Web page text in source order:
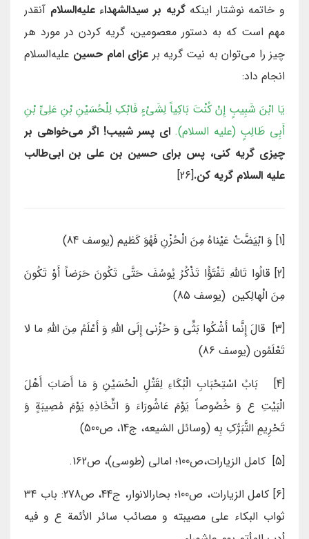
و خاتمه نوشتار اینکهگریه بر سیدالشهداء علیه‌السلام آنقدر
مهم است که به دستور معصومین، گریه کردن در مورد هر
چیز را می‌توان به نیت گریه بر عزای امام حسین علیه‌السلام
انجام داد:
يَا ابْنَ شَبِيبٍ إِنْ كُنْتَ بَاكِياً لِشَيْ‏ءٍ فَابْكِ لِلْحُسَيْنِ بْنِ عَلِيِّ بْنِ
أَبِي طَالِبٍ (علیه السلام). ای پسر شبیب! اگر می‌خواهی بر
چیزی گریه کنی، پس برای حسین بن علی بن ابی‌طالب
علیه السلام گریه کن.[26]
[1] وَ ابْيَضَّتْ عَيْناهُ مِنَ الْحُزْنِ فَهُوَ كَظيم‏ (یوسف 84)
[2] قالُوا تَاللَّهِ تَفْتَؤُا تَذْكُرُ يُوسُفَ حَتَّى تَكُونَ حَرَضاً أَوْ تَكُونَ
مِنَ الْهالِكين‏ (یوسف 85)
[3] قالَ إِنَّما أَشْكُوا بَثِّي وَ حُزْني‏ إِلَى اللَّهِ وَ أَعْلَمُ مِنَ اللَّهِ ما لا
تَعْلَمُون‏ (یوسف 86)
[4] بَابُ اسْتِحْبَابِ الْبُكَاءِ لِقَتْلِ الْحُسَيْنِ وَ مَا أَصَابَ أَهْلَ
الْبَيْتِ ع وَ خُصُوصاً يَوْمَ عَاشُورَاءَ وَ اتِّخَاذِهِ يَوْمَ مُصِيبَةٍ وَ
تَحْرِيمِ التَّبَرُّكِ بِه‏ (وسائل الشیعه، ج14، ص500)
[5] کامل الزیارات،ص100؛ امالی (طوسی)، ص162.
[6] کامل الزیارات، ص100؛ بحارالانوار، ج44، ص278: باب 34
ثواب البكاء على مصيبته و مصائب سائر الأئمة ع و فيه